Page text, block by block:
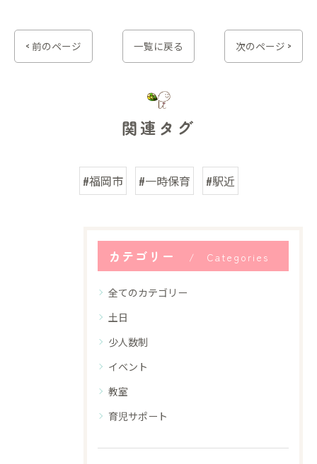
< 前のページ 一覧に戻る 次のページ >
関連タグ
#福岡市 #一時保育 #駅近
カテゴリー Categories
全てのカテゴリー
土日
少人数制
イベント
教室
育児サポート